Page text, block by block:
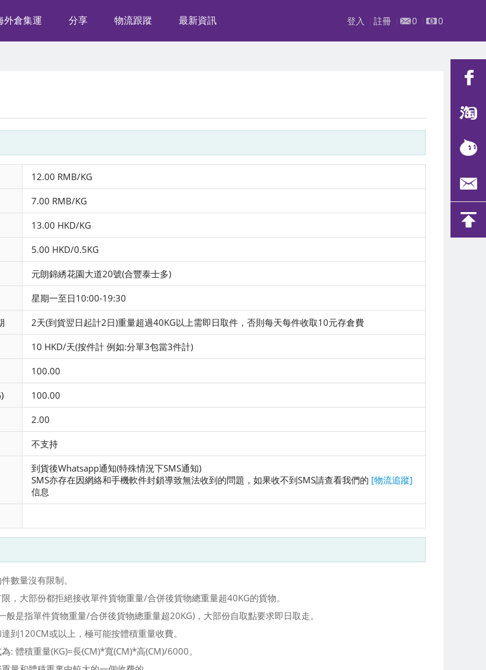
外倉集運 分享 物流跟蹤 最新資訊 登入 註冊 0 0
12.00 RMB/KG
7.00 RMB/KG
13.00 HKD/KG
5.00 HKD/0.5KG
元朗錦綉花園大道20號(合豐泰士多)
星期一至日10:00-19:30
2天(到貨翌日起計2日)重量超過40KG以上需即日取件，否則每天每件收取10元存倉費
10 HKD/天(按件計 例如:分單3包當3件計)
100.00
100.00
2.00
不支持
到貨後Whatsapp通知(特殊情況下SMS通知)
SMS亦存在因網絡和手機軟件封鎖導致無法收到的問題，如果收不到SMS請查看我們的 [物流追蹤]
信息
數量沒有限制。
，大部份都拒絕接收單件貨物重量/合併後貨物總重量超40KG的貨物。
般是指單件貨物重量/合併後貨物總重量超20KG)，大部份自取點要求即日取走。
到120CM或以上，極可能按體積重量收費。
: 體積重量(KG)=長(CM)*寬(CM)*高(CM)/6000。